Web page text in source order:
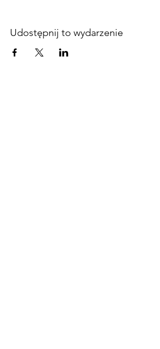
Udostępnij to wydarzenie